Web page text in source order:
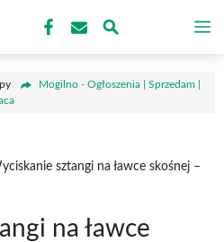
Mogilno - Ogłoszenia | Sprzedam |
sztangi na ławce skośnej –
na ławce